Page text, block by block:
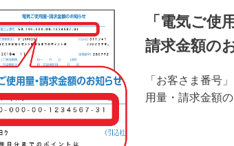
「電気ご使
請求金額の
「お客さま番号
用量・請求金額